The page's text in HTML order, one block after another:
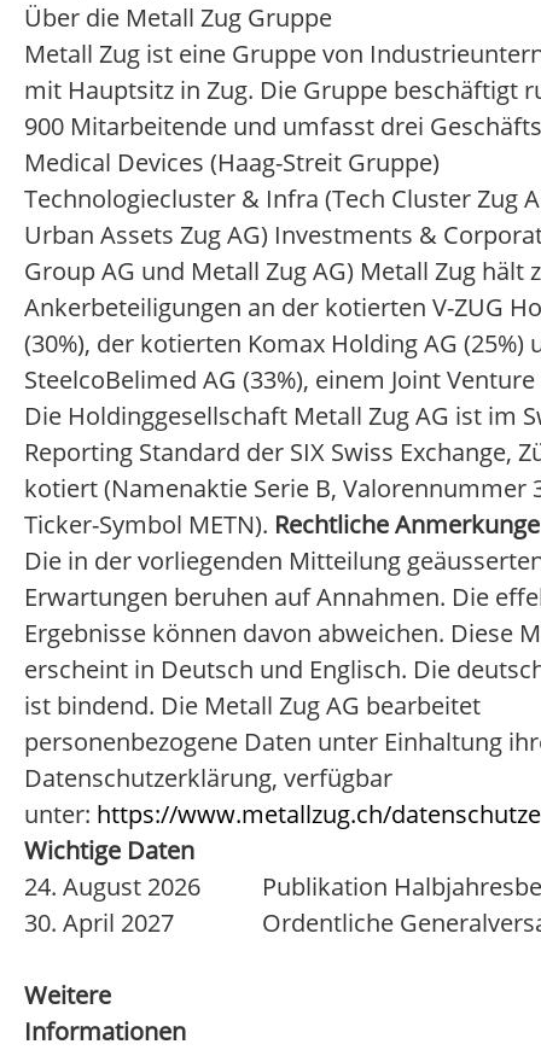
Über die Metall Zug Gruppe
Metall Zug ist eine Gruppe von
mit Hauptsitz in Zug. Die Gruppe beschäftigt
900 Mitarbeitende und umfasst drei
Medical Devices (Haag-Streit Gruppe)
Technologiecluster & Infra (Tech Cluster Zug
Urban Assets Zug AG) Investments &
Group AG und Metall Zug AG) Metall Zug hält
Ankerbeteiligungen an der kotierten V-ZUG
(30%), der kotierten Komax Holding AG (25%)
SteelcoBelimed AG (33%), einem Joint
Die Holdinggesellschaft Metall Zug AG ist im
Reporting Standard der SIX Swiss Exchange,
kotiert (Namenaktie Serie B, Valorennummer
Ticker-Symbol METN). Rechtliche
Die in der vorliegenden Mitteilung
Erwartungen beruhen auf Annahmen. Die
Ergebnisse können davon abweichen. Diese
erscheint in Deutsch und Englisch. Die
ist bindend. Die Metall Zug AG bearbeitet
personenbezogene Daten unter Einhaltung
Datenschutzerklärung, verfügbar
unter: https://www.metallzug.ch/
Wichtige Daten
24. August 2026
Publikation
30. April 2027
Ordentliche
Weitere
Informationen